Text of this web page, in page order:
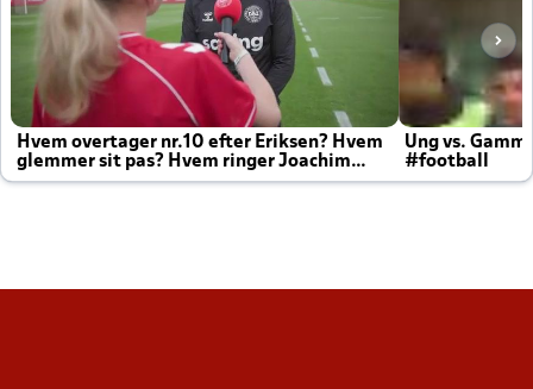
Hvem overtager nr.10 efter Eriksen? Hvem
glemmer sit pas? Hvem ringer Joachim
altid til efter kampe?
Ung vs.
#football